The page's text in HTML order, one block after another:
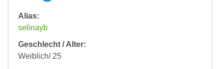
Alias:
selinayb
Geschlecht / Alter:
Weiblich/ 25